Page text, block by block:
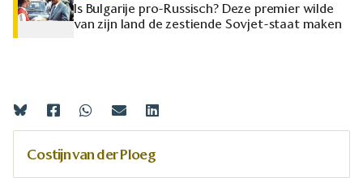
Is Bulgarije pro-Russisch? Deze premier wilde
van zijn land de zestiende Sovjet-staat maken
Costijn van der Ploeg